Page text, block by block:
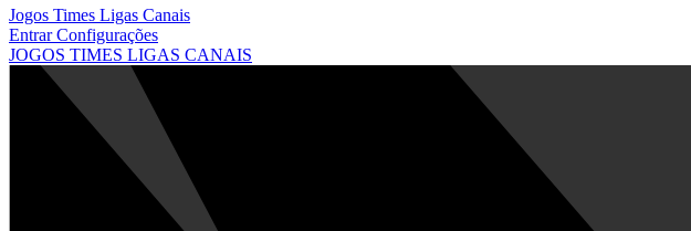
Jogos Times Ligas Canais
EntrarConfigurações
JOGOS TIMES LIGAS CANAIS